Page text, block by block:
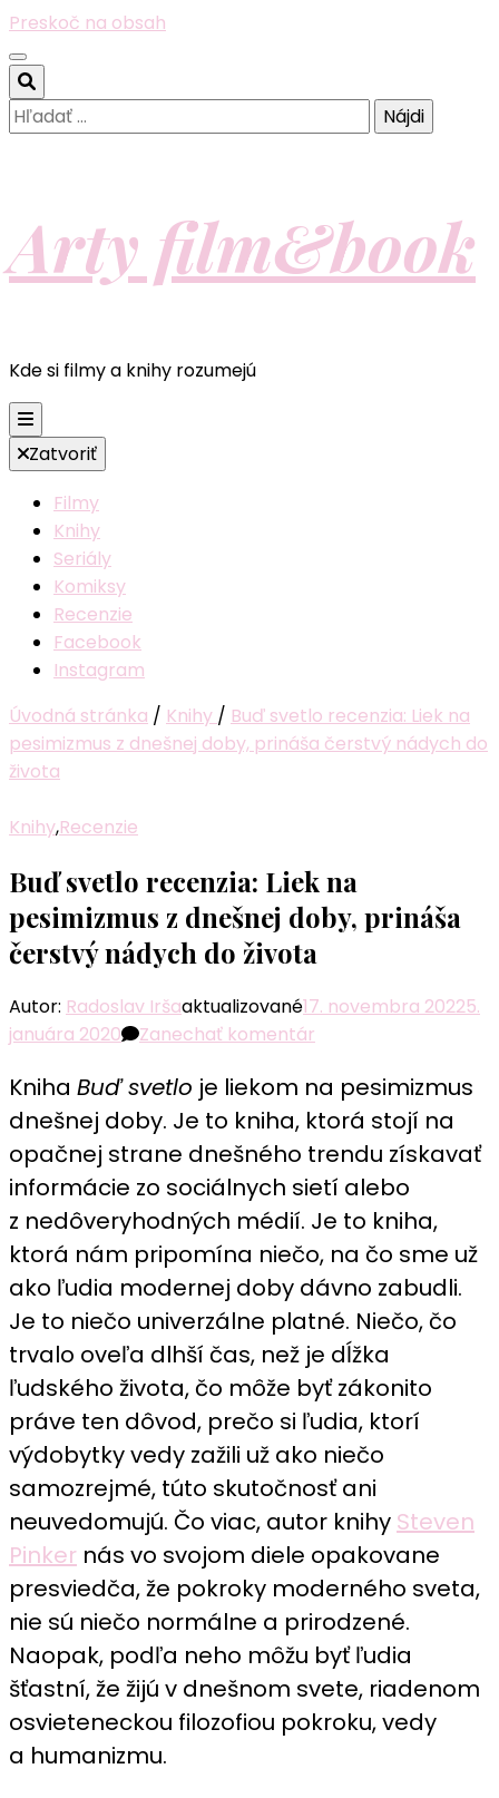
Preskoč na obsah
Hľadať:
Arty film&book
Kde si filmy a knihy rozumejú
Zatvoriť
Filmy
Knihy
Seriály
Komiksy
Recenzie
Facebook
Instagram
Úvodná stránka / Knihy / Buď svetlo recenzia: Liek na
pesimizmus z dnešnej doby, prináša čerstvý nádych do
života
Knihy,Recenzie
Buď svetlo recenzia: Liek na
pesimizmus z dnešnej doby, prináša
čerstvý nádych do života
Autor: Radoslav Iršaaktualizované17. novembra 20225.
januára 2020
Zanechať komentár
Buď
svetlo
recenzia:
Liek
na
pesimizmus
z
dnešnej
doby,
prináša
čerstvý
nádych
do
života
Kniha Buď svetlo je liekom na pesimizmus
dnešnej doby. Je to kniha, ktorá stojí na
opačnej strane dnešného trendu získavať
informácie zo sociálnych sietí alebo
z nedôveryhodných médií. Je to kniha,
ktorá nám pripomína niečo, na čo sme už
ako ľudia modernej doby dávno zabudli.
Je to niečo univerzálne platné. Niečo, čo
trvalo oveľa dlhší čas, než je dĺžka
ľudského života, čo môže byť zákonito
práve ten dôvod, prečo si ľudia, ktorí
výdobytky vedy zažili už ako niečo
samozrejmé, túto skutočnosť ani
neuvedomujú. Čo viac, autor knihy Steven
Pinker nás vo svojom diele opakovane
presviedča, že pokroky moderného sveta,
nie sú niečo normálne a prirodzené.
Naopak, podľa neho môžu byť ľudia
šťastní, že žijú v dnešnom svete, riadenom
osvieteneckou filozofiou pokroku, vedy
a humanizmu.